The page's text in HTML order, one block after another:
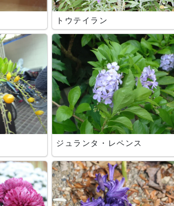
トウテイラン
ジュランタ・レペンス